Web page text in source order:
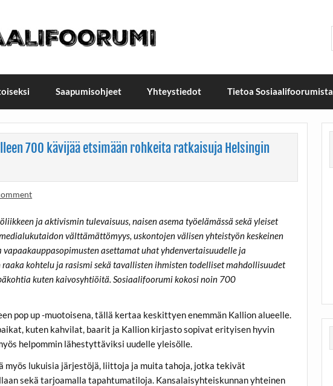
/ Suomen Sosiaalifoorumi
Lähteellä, Helsingissä 26.–27.9.2026
Saapumisohjeet Yhteystiedot Tietoa Sosiaalifoorumista
700 kävijää etsimään rohkeita ratkaisuja Helsingin
ja aktivismin tulevaisuus, naisen asema työelämässä sekä yleiset
välttämättömyys, uskontojen välisen yhteistyön keskeinen
vapaakauppasopimusten asettamat uhat yhdenvertaisuudelle ja
kohtelu ja rasismi sekä tavallisten ihmisten todelliset mahdollisuudet
kuten kaivosyhtiöitä. Sosiaalifoorumi kokosi noin 700
pop up -muotoisena, tällä kertaa keskittyen enemmän Kallion alueelle.
kuten kahvilat, baarit ja Kallion kirjasto sopivat erityisen hyvin
helpommin lähestyttäviksi uudelle yleisölle.
myös lukuisia järjestöjä, liittoja ja muita tahoja, jotka tekivät
sekä tarjoamalla tapahtumatiloja. Kansalaisyhteiskunnan yhteinen